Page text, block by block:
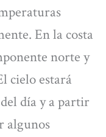
En la costa
norte y
cielo estará
día y a partir
algunos